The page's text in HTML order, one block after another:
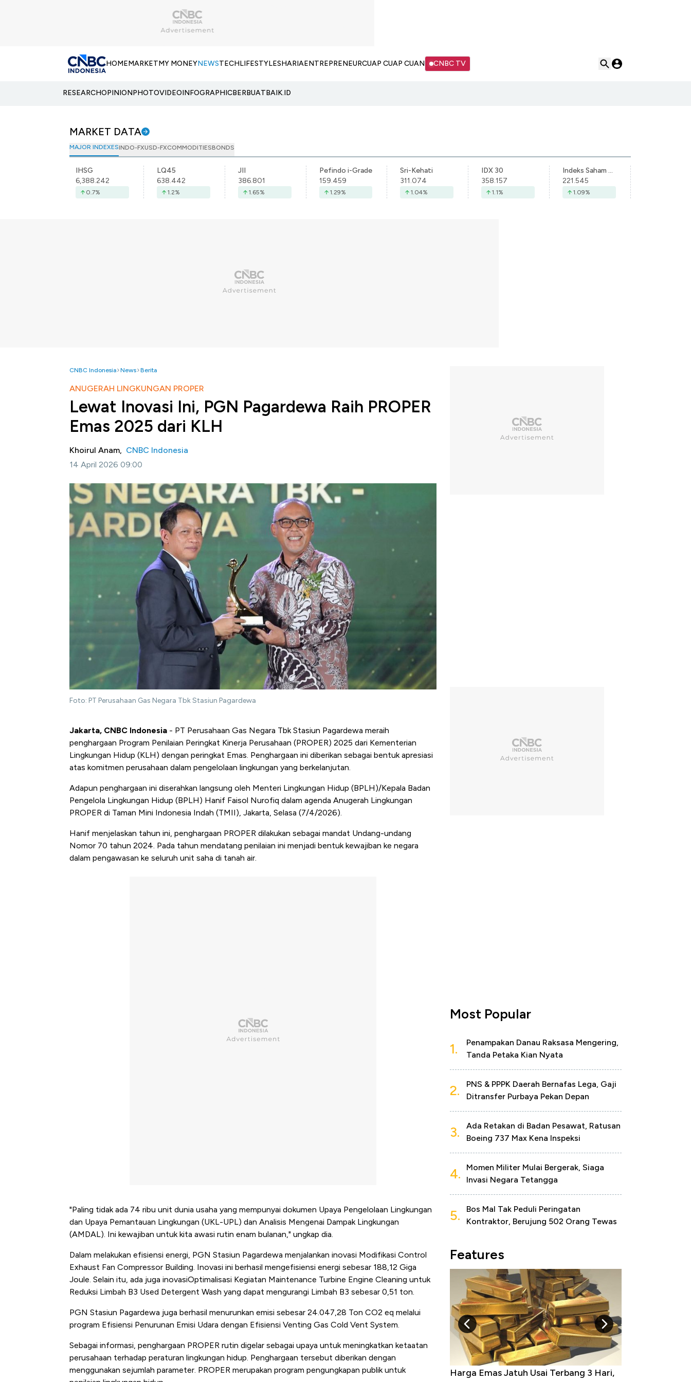
HOMEMARKETMY MONEYNEWSTECHLIFESTYLESHARIAENTREPRENEURCUAP CUAP CUAN CNBC TV
RESEARCHOPINIONPHOTOVIDEOINFOGRAPHICBERBUATBAIK.ID
MARKET DATA
MAJOR INDEXESINDO-FXUSD-FXCOMMODITIESBONDS
IHSG
6,388.242
0.7%
LQ45
638.442
1.2%
JII
386.801
1.65%
Pefindo i-Grade
159.459
1.29%
Sri-Kehati
311.074
1.04%
IDX 30
358.157
1.1%
Indeks Saham Syariah Indonesia
221.545
1.09%
CNBC Indonesia News Berita
ANUGERAH LINGKUNGAN PROPER
Lewat Inovasi Ini, PGN Pagardewa Raih PROPER
Emas 2025 dari KLH
Khoirul Anam, CNBC Indonesia
14 April 2026 09:00
Foto: PT Perusahaan Gas Negara Tbk Stasiun Pagardewa
Jakarta, CNBC Indonesia - PT Perusahaan Gas Negara Tbk Stasiun Pagardewa meraih
penghargaan Program Penilaian Peringkat Kinerja Perusahaan (PROPER) 2025 dari Kementerian
Lingkungan Hidup (KLH) dengan peringkat Emas. Penghargaan ini diberikan sebagai bentuk apresiasi
atas komitmen perusahaan dalam pengelolaan lingkungan yang berkelanjutan.
Adapun penghargaan ini diserahkan langsung oleh Menteri Lingkungan Hidup (BPLH)/Kepala Badan
Pengelola Lingkungan Hidup (BPLH) Hanif Faisol Nurofiq dalam agenda Anugerah Lingkungan
PROPER di Taman Mini Indonesia Indah (TMII), Jakarta, Selasa (7/4/2026).
Hanif menjelaskan tahun ini, penghargaan PROPER dilakukan sebagai mandat Undang-undang
Nomor 70 tahun 2024. Pada tahun mendatang penilaian ini menjadi bentuk kewajiban ke negara
dalam pengawasan ke seluruh unit saha di tanah air.
"Paling tidak ada 74 ribu unit dunia usaha yang mempunyai dokumen Upaya Pengelolaan Lingkungan
dan Upaya Pemantauan Lingkungan (UKL-UPL) dan Analisis Mengenai Dampak Lingkungan
(AMDAL). Ini kewajiban untuk kita awasi rutin enam bulanan," ungkap dia.
Dalam melakukan efisiensi energi, PGN Stasiun Pagardewa menjalankan inovasi Modifikasi Control
Exhaust Fan Compressor Building. Inovasi ini berhasil mengefisiensi energi sebesar 188,12 Giga
Joule. Selain itu, ada juga inovasiOptimalisasi Kegiatan Maintenance Turbine Engine Cleaning untuk
Reduksi Limbah B3 Used Detergent Wash yang dapat mengurangi Limbah B3 sebesar 0,51 ton.
PGN Stasiun Pagardewa juga berhasil menurunkan emisi sebesar 24.047,28 Ton CO2 eq melalui
program Efisiensi Penurunan Emisi Udara dengan Efisiensi Venting Gas Cold Vent System.
Sebagai informasi, penghargaan PROPER rutin digelar sebagai upaya untuk meningkatkan ketaatan
perusahaan terhadap peraturan lingkungan hidup. Penghargaan tersebut diberikan dengan
menggunakan sejumlah parameter. PROPER merupakan program pengungkapan publik untuk
Most Popular
1.
Penampakan Danau Raksasa Mengering,
Tanda Petaka Kian Nyata
2.
PNS & PPPK Daerah Bernafas Lega, Gaji
Ditransfer Purbaya Pekan Depan
3.
Ada Retakan di Badan Pesawat, Ratusan
Boeing 737 Max Kena Inspeksi
4.
Momen Militer Mulai Bergerak, Siaga
Invasi Negara Tetangga
5.
Bos Mal Tak Peduli Peringatan
Kontraktor, Berujung 502 Orang Tewas
Features
Harga Batu Bara Bangkit, Ada Kabar
Harga Emas Jatuh Usai Terbang 3 Hari,
Dominasi China Menggila, Jadi Sumber